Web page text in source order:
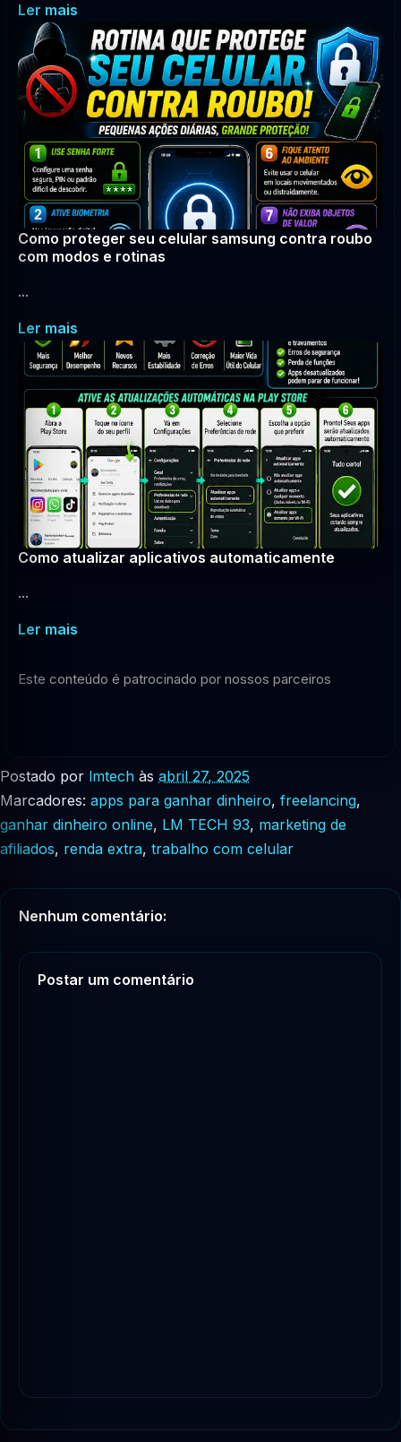
Ler mais
Como proteger seu celular samsung contra roubo
com modos e rotinas
...
Ler mais
Como atualizar aplicativos automaticamente
...
Ler mais
Este conteúdo é patrocinado por nossos parceiros
Postado por lmtech às abril 27, 2025
Marcadores: apps para ganhar dinheiro, freelancing,
ganhar dinheiro online, LM TECH 93, marketing de
afiliados, renda extra, trabalho com celular
Nenhum comentário:
Postar um comentário